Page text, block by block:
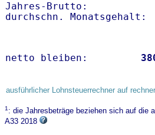
Jahres-
netto bleiben:
ausführlicher Lohnsteuerrechner auf
1: die Jahresbeträge beziehen sich auf die
A33 2018